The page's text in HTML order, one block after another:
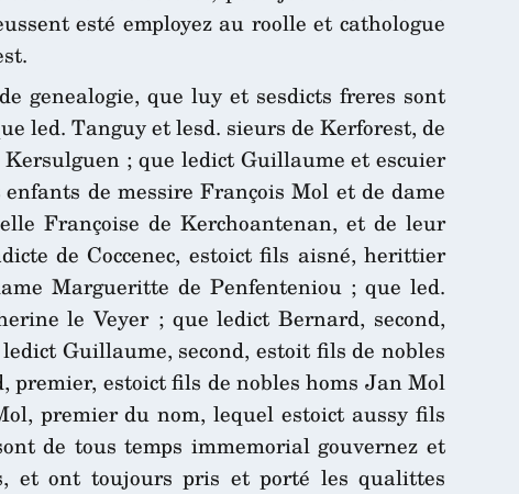
esté employez au roolle et cathologue
genealogie, que luy et sesdicts freres sont
led. Tanguy et lesd. sieurs de Kerforest, de
; que ledict Guillaume et escuier
de messire François Mol et de dame
Françoise de Kerchoantenan, et de leur
de Coccenec, estoict fils aisné, herittier
Margueritte de Penfenteniou ; que led.
le Veyer ; que ledict Bernard, second,
Guillaume, second, estoit fils de nobles
estoict fils de nobles homs Jan Mol
premier du nom, lequel estoict aussy fils
de tous temps immemorial gouvernez et
et ont toujours pris et porté les qualittes